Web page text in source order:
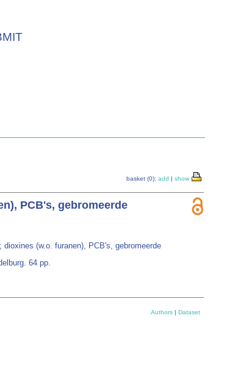
basket (0): add | show
PCB's, gebromeerde
(w.o. furanen), PCB's, gebromeerde
64 pp.
Authors | Dataset